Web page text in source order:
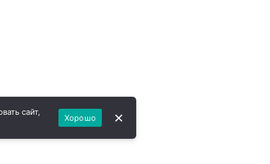
сайт,
Хорошо